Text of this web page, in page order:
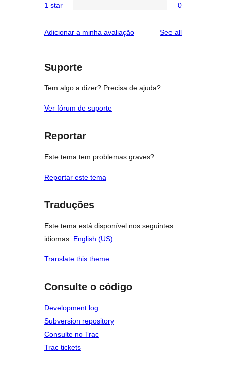
reviews
star
2-
reviews
star
1 star 0
Adicionar a minha avaliação See allreviews
Suporte
Tem algo a dizer? Precisa de ajuda?
Ver fórum de suporte
Reportar
Este tema tem problemas graves?
Reportar este tema
Traduções
Este tema está disponível nos seguintes
idiomas: English (US).
Translate this theme
Consulte o código
Development log
Subversion repository
Consulte no Trac
Trac tickets